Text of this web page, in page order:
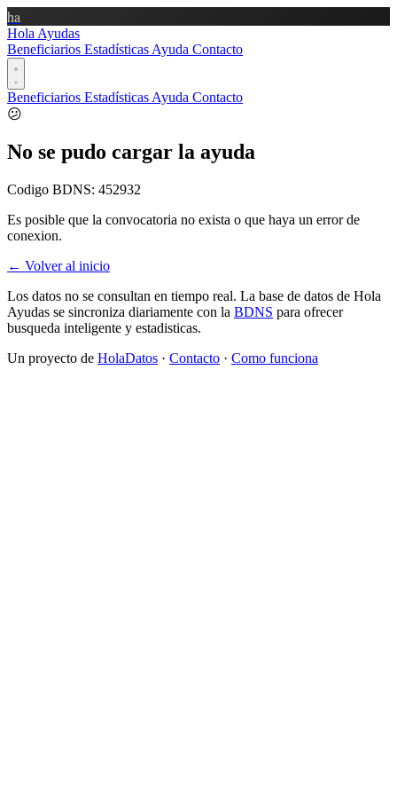
ha
Hola Ayudas
Beneficiarios Estadísticas Ayuda Contacto
Beneficiarios Estadísticas Ayuda Contacto
😕
No se pudo cargar la ayuda
Codigo BDNS: 452932
Es posible que la convocatoria no exista o que haya un error de
conexion.
← Volver al inicio
Los datos no se consultan en tiempo real. La base de datos de Hola
Ayudas se sincroniza diariamente con la BDNS para ofrecer
busqueda inteligente y estadisticas.
Un proyecto de HolaDatos · Contacto · Como funciona